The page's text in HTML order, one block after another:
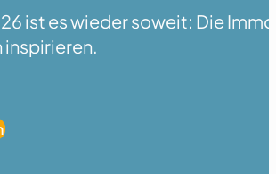
ist es wieder soweit: Die
inspirieren.